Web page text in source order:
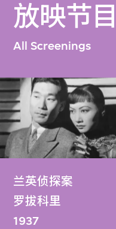
放映节目
All Screenings
兰英侦探案
罗拔科里
1937